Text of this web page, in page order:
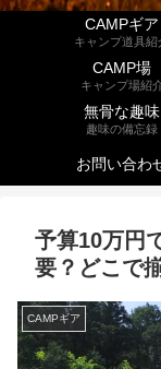
CAMPギア
キャンプ道具紹
CAMP場
キャンプ場紹
無骨な趣味
趣味の備忘録
お問い合わ
予算10万円
要？どこで
CAMPギア